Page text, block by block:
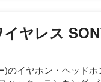
ヤレス
)のイヤホン・ヘッド